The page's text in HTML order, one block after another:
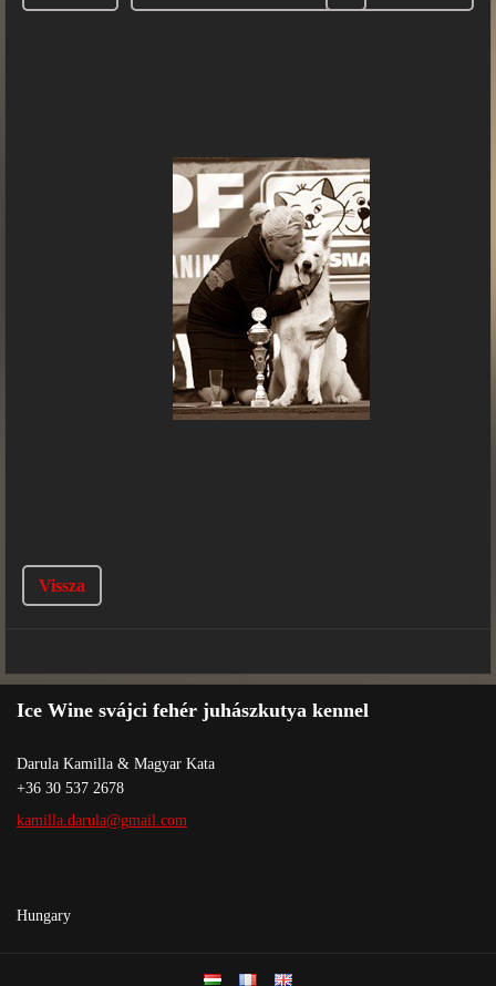
Vissza
Ice Wine svájci fehér juhászkutya kennel
Darula Kamilla & Magyar Kata
+36 30 537 2678
kamilla.darula@gmail.com
Hungary